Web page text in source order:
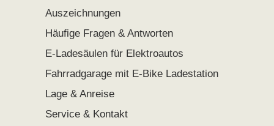
Auszeichnungen
Häufige Fragen & Antworten
E-Ladesäulen für Elektroautos
Fahrradgarage mit E-Bike Ladestation
Lage & Anreise
Service & Kontakt